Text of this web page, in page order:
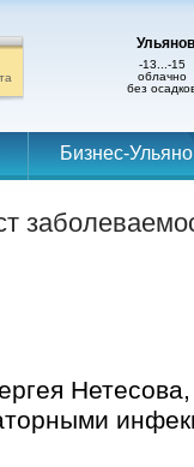
-13...-15
облачно
без
Бизнес-